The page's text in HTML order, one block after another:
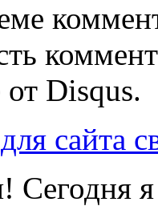
Disqus.
сайта
Сегодня я